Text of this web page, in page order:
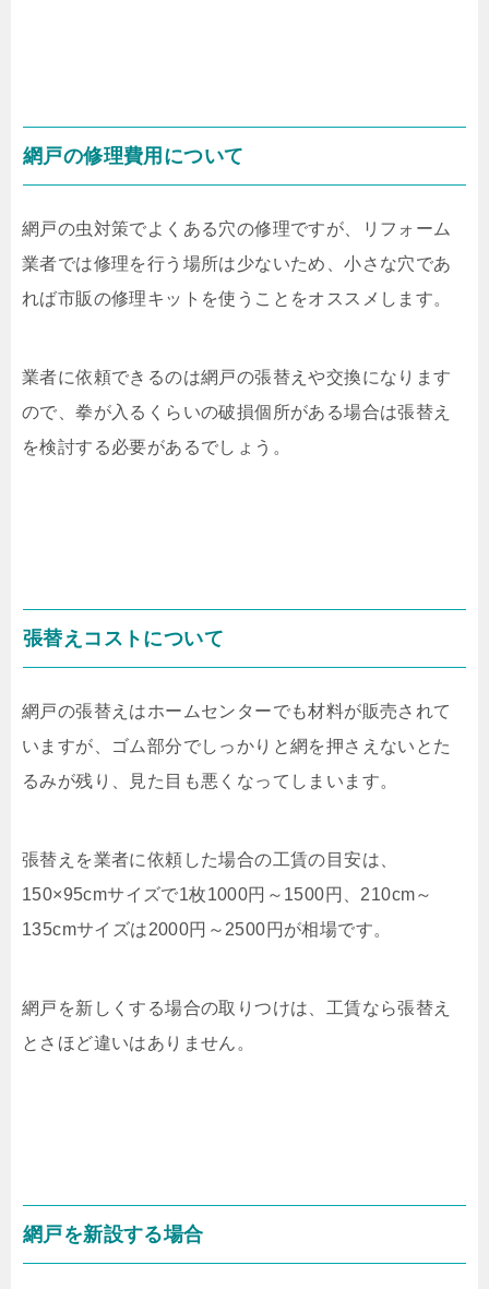
網戸の修理費用について
網戸の虫対策でよくある穴の修理ですが、リフォーム
業者では修理を行う場所は少ないため、小さな穴であ
れば市販の修理キットを使うことをオススメします。
業者に依頼できるのは網戸の張替えや交換になります
ので、拳が入るくらいの破損個所がある場合は張替え
を検討する必要があるでしょう。
張替えコストについて
網戸の張替えはホームセンターでも材料が販売されて
いますが、ゴム部分でしっかりと網を押さえないとた
るみが残り、見た目も悪くなってしまいます。
張替えを業者に依頼した場合の工賃の目安は、
150×95cmサイズで1枚1000円～ 1500 円、 210cm～
135cmサイズは2000円～ 2500 円が相場です。
網戸を新しくする場合の取りつけは、工賃なら張替え
とさほど違いはありません。
網戸を新設する場合